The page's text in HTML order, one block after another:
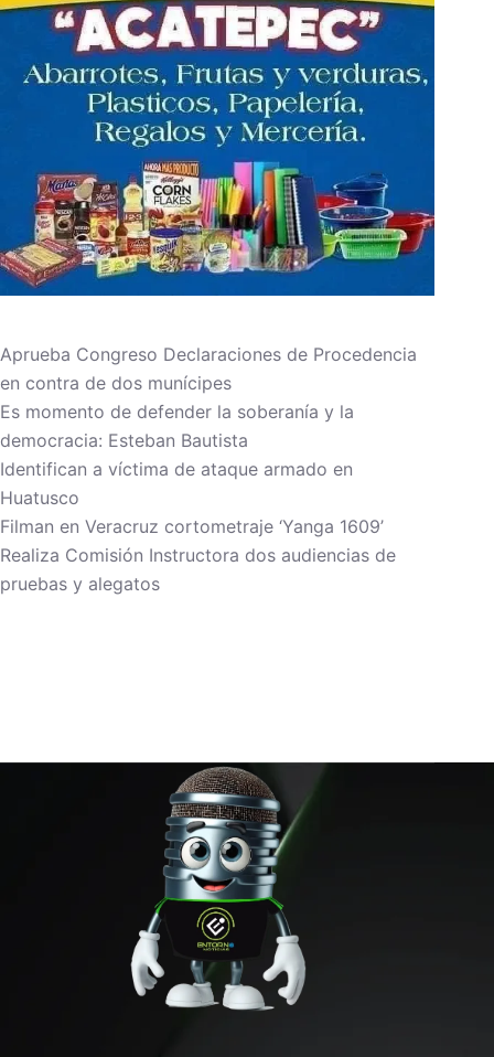
Aprueba Congreso Declaraciones de Procedencia
en contra de dos munícipes
Es momento de defender la soberanía y la
democracia: Esteban Bautista
Identifican a víctima de ataque armado en
Huatusco
Filman en Veracruz cortometraje ‘Yanga 1609’
Realiza Comisión Instructora dos audiencias de
pruebas y alegatos